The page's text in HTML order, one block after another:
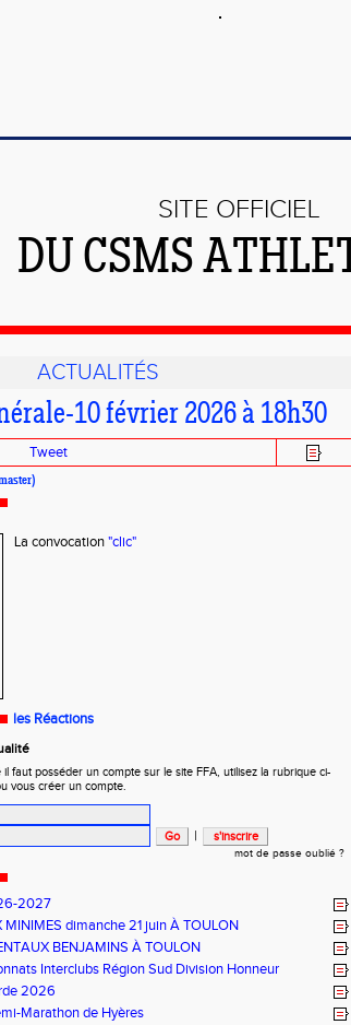
SITE OFFICIEL
DU CSMS
ACTUALITÉS
10 février 2026 à 18h30
Tweet
La convocation"clic"
les Réactions
faut posséder un compte sur le site FFA, utilisez la rubrique ci-
vous créer un compte.
|
mot de passe oublié ?
2027
MINIMES dimanche 21 juin À TOULON
BENJAMINS À TOULON
Interclubs Région Sud Division Honneur
2026
Marathon de Hyères